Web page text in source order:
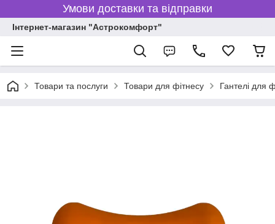
Умови доставки та відправки
Інтернет-магазин "Астрокомфорт"
Товари та послуги Товари для фітнесу Гантелі для